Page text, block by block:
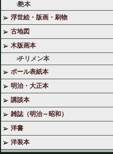
艶本
浮世絵・版画・刷物
古地図
木版画本
チリメン本
ボール表紙本
明治・大正本
講談本
雑誌（明治～昭和）
洋書
洋装本